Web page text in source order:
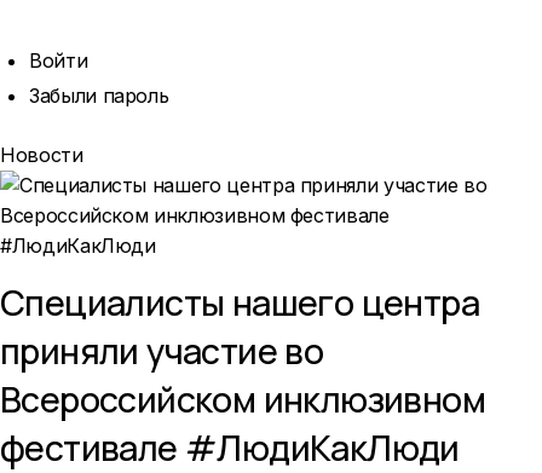
Войти
Забыли пароль
Новости
Специалисты нашего центра
приняли участие во
Всероссийском инклюзивном
фестивале #ЛюдиКакЛюди